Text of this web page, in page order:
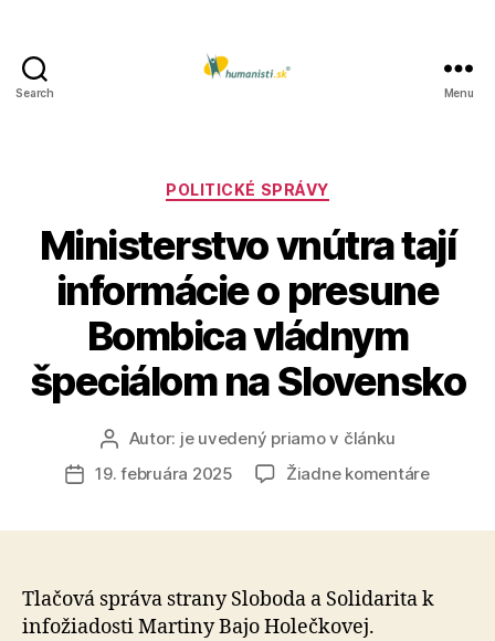
Search Menu
Kategórie
POLITICKÉ SPRÁVY
Ministerstvo vnútra tají
informácie o presune
Bombica vládnym
špeciálom na Slovensko
Autor
článku
Autor: je uvedený priamo v článku
Dátum
19. februára 2025 Žiadne komentárena
o
Tlačová správa strany Sloboda a Solidarita k
infožiadosti Martiny Bajo Holečkovej.